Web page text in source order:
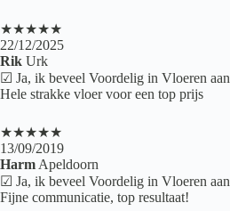
★★★★★
22/12/2025
Rik Urk
☑ Ja, ik beveel Voordelig in Vloeren aan
Hele strakke vloer voor een top prijs
★★★★★
13/09/2019
Harm Apeldoorn
☑ Ja, ik beveel Voordelig in Vloeren aan
Fijne communicatie, top resultaat!